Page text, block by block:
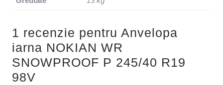
1 recenzie pentru Anvelopa
iarna NOKIAN WR
SNOWPROOF P 245/40 R19
98V